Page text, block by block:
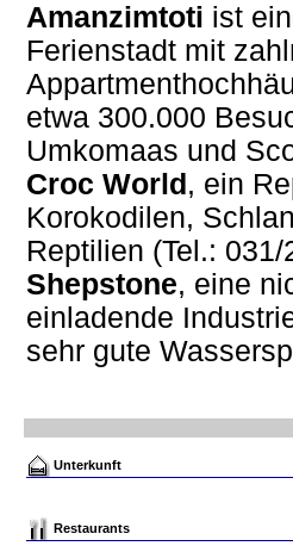
Amanzimtoti ist
Ferienstadt mit
etwa 300.000
Umkomaas und
Croc World , ein
Korokodilen,
Reptilien (Tel.: 031/
Shepstone, eine
einladende
sehr gute
Unterkunft
Restaurants